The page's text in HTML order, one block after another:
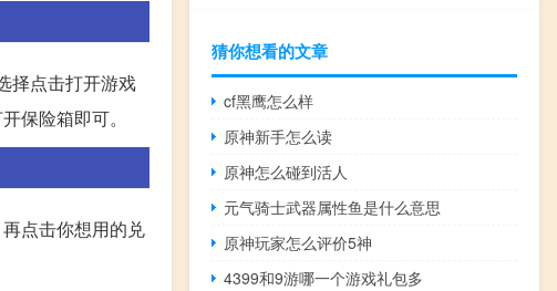
择点击打开游戏
保险箱即可。
点击你想用的兑
猜你想看的文章
cf黑鹰怎么样
原神新手怎么读
原神怎么碰到活人
元气骑士武器属性鱼是什么意思
原神玩家怎么评价5神
4399和9游哪一个游戏礼包多